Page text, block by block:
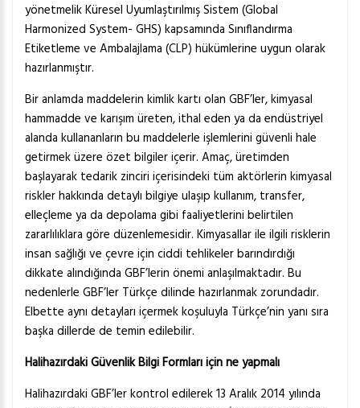
yönetmelik Küresel Uyumlaştırılmış Sistem (Global
Harmonized System- GHS) kapsamında Sınıflandırma
Etiketleme ve Ambalajlama (CLP) hükümlerine uygun olarak
hazırlanmıştır.
Bir anlamda maddelerin kimlik kartı olan GBF’ler, kimyasal
hammadde ve karışım üreten, ithal eden ya da endüstriyel
alanda kullananların bu maddelerle işlemlerini güvenli hale
getirmek üzere özet bilgiler içerir. Amaç, üretimden
başlayarak tedarik zinciri içerisindeki tüm aktörlerin kimyasal
riskler hakkında detaylı bilgiye ulaşıp kullanım, transfer,
elleçleme ya da depolama gibi faaliyetlerini belirtilen
zararlılıklara göre düzenlemesidir. Kimyasallar ile ilgili risklerin
insan sağlığı ve çevre için ciddi tehlikeler barındırdığı
dikkate alındığında GBF’lerin önemi anlaşılmaktadır. Bu
nedenlerle GBF’ler Türkçe dilinde hazırlanmak zorundadır.
Elbette aynı detayları içermek koşuluyla Türkçe’nin yanı sıra
başka dillerde de temin edilebilir.
Halihazırdaki Güvenlik Bilgi Formları için ne yapmalı
Halihazırdaki GBF’ler kontrol edilerek 13 Aralık 2014 yılında